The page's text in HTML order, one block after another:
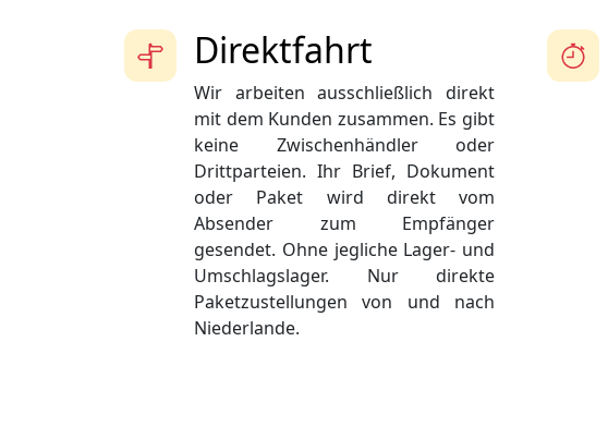
Direktfahrt
Wir arbeiten ausschließlich direkt
mit dem Kunden zusammen. Es gibt
keine Zwischenhändler oder
Drittparteien. Ihr Brief, Dokument
oder Paket wird direkt vom
Absender zum Empfänger
gesendet. Ohne jegliche Lager- und
Umschlagslager. Nur direkte
Paketzustellungen von und nach
Niederlande.